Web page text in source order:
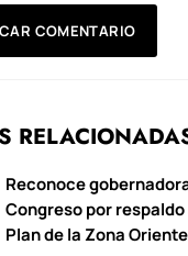
Reconoce
Congreso por respaldo
Plan de la Zona Oriente